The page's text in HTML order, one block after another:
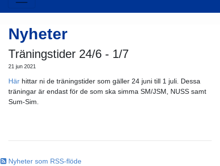
Nyheter som RSS-flöde
Nyheter
Träningstider 24/6 - 1/7
21 jun 2021
Här hittar ni de träningstider som gäller 24 juni till 1 juli. Dessa
träningar är endast för de som ska simma SM/JSM, NUSS samt
Sum-Sim.